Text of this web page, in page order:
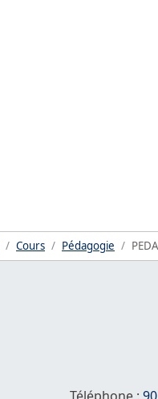
Cours Pédagogie